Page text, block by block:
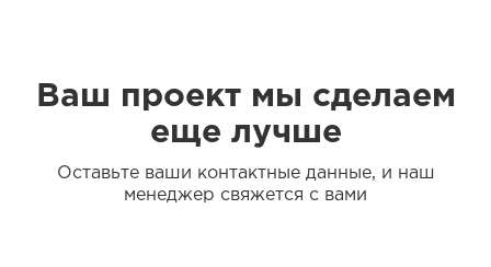
Ваш проект мы сделаем
еще лучше
Оставьте ваши контактные данные, и наш
менеджер свяжется с вами